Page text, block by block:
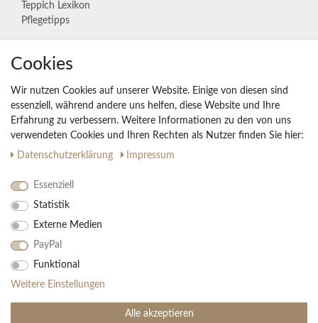
Teppich Lexikon
Pflegetipps
Unternehmen
Widerrufs­recht
Vertrag widerrufen
Impressum
Daten­schutz­erklärung
AGB
Ihre Vorteile
30 Tage Rückgaberecht
Große Auswahl
Kauf auf Rechnung
Einfache Auftragsverfolgung
Cookies
Wir nutzen Cookies auf unserer Website. Einige von diesen sind
essenziell, während andere uns helfen, diese Website und Ihre
Erfahrung zu verbessern. Weitere Informationen zu den von uns
verwendeten Cookies und Ihren Rechten als Nutzer finden Sie hier:
Daten­schutz­erklärung
Impressum
Essenziell
Statistik
Externe Medien
PayPal
Funktional
Weitere Einstellungen
Alle akzeptieren